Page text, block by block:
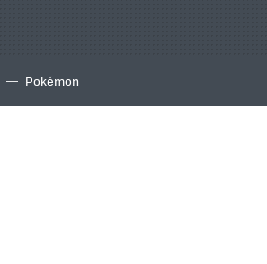
Pokémon